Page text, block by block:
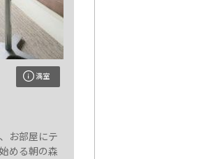
満室
お部屋にテ
める朝の森